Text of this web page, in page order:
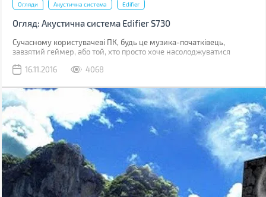
Огляди Акустична система Edifier
Огляд: Акустична система Edifier S730
Сучасному користувачеві ПК, будь це музика-початківець,
завзятий геймер, або той, хто просто хоче насолоджуватися
важлива акустика, яку він використовує. Звичайні настільні
зовнішнім виглядом. На виручку приходять акустичні системи, які
за свою ціну надають користувачеві якість, порівняну з
домашніми кінотеатрами. З одним з таких представників ми
познайомимося ближче. Зустрічайте – акустична система Edifier
S730.
16.11.2016 4068